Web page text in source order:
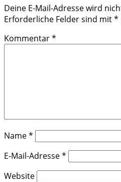
Deine E-Mail-Adresse wird
Erforderliche Felder sind mit*
Kommentar*
Name*
E-Mail-Adresse*
Website